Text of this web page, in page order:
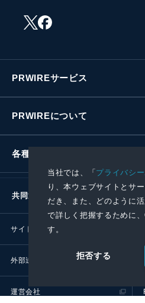
当社では、「プライバシ
り、本ウェブサイトとサ
だき、また、どのように
で詳しく把握するために
す。
拒否する
PRWIREサービス
PRWIREについて
各種お問い合わせ
共同通信社グループ
サイトポリシー
外部送信ポリシー
運営会社